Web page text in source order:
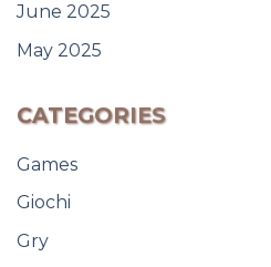
June 2025
May 2025
CATEGORIES
Games
Giochi
Gry